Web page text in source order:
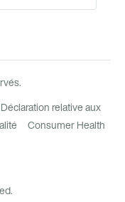
Déclaration relative aux
Consumer Health